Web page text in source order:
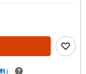
保育施設や公園が近い
境●家デパ 松屋不動産
知立市・浜松市の4店舗
物件ならおまかせくだ
ンション、土地をお客
）